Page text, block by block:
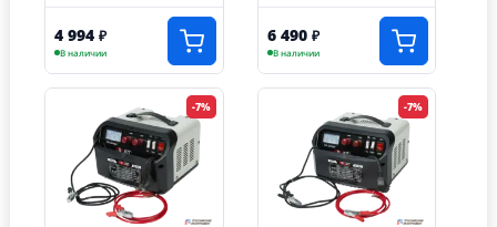
4 994 ₽
В наличии
6 490 ₽
В наличии
-7% -7%